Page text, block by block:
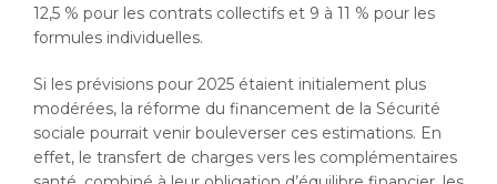
12,5 % pour les contrats collectifs et 9 à 11 % pour les
formules individuelles.
Si les prévisions pour 2025 étaient initialement plus
modérées, la réforme du financement de la Sécurité
sociale pourrait venir bouleverser ces estimations. En
effet, le transfert de charges vers les complémentaires